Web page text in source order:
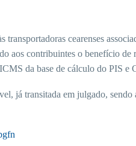
transportadoras cearenses
aos contribuintes o benefício de
da base de cálculo do PIS e
já transitada em julgado, sendo